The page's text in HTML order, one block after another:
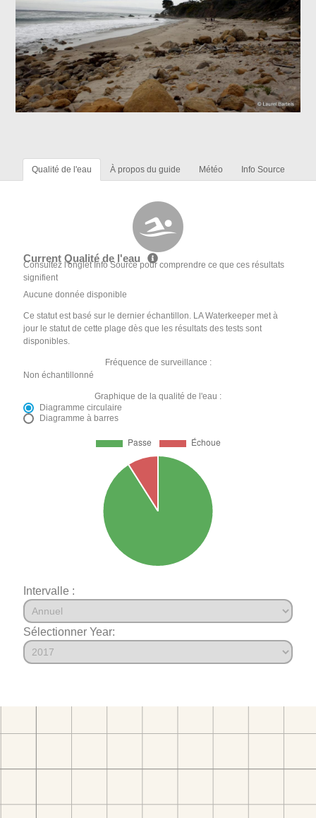
Qualité de l'eau À propos du guide Météo Info Source
Current Qualité de l'eau
Consultez l'onglet Info Source pour comprendre ce que ces résultats
signifient
Aucune donnée disponible
Ce statut est basé sur le dernier échantillon. LA Waterkeeper met à
jour le statut de cette plage dès que les résultats des tests sont
disponibles.
Fréquence de surveillance :
Non échantillonné
Graphique de la qualité de l'eau :
Diagramme circulaire
Diagramme à barres
Intervalle :
Sélectionner Year: